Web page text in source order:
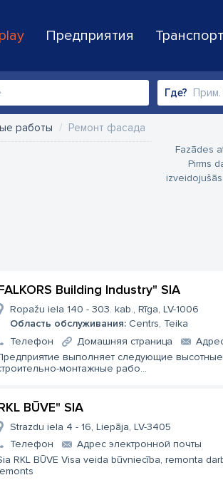
Предприятия Транспорт
Где?
работы Ремонт фасада
Fazādes
Pirms
Building Industry" SIA
Ropažu iela 140 - 303. kab., Rīga, LV-1006
Область обслуживания: Centrs, Teika
Телефон
Домашняя страница
выполняет следующие высотные
монтажные рабо...
BŪVE" SIA
Strazdu iela 4 - 16, Liepāja, LV-3405
Телефон
Aдрес электронной почты
RKL BŪVE Visa veida būvniecība, remonta